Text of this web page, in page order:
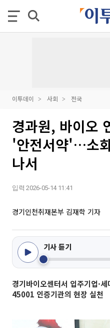
이투데이 사회 전국
경과원, 바이오
'안전서약'…소
나서
입력 2026-05-14 11:41
경기인천취재본부 김재학 기자
기사 듣기
경기바이오센터서 입주기업·
45001 인증기관의 현장 실천